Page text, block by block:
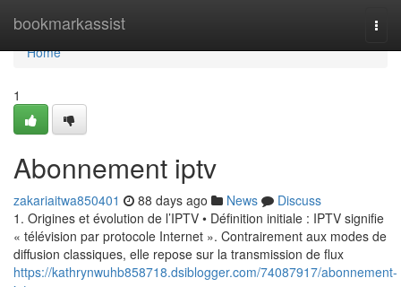
bookmarkassist
Home
Home
1
Abonnement iptv
zakariaitwa850401 88 days ago News
Discuss
1. Origines et évolution de l’IPTV • Définition initiale : IPTV signifie
« télévision par protocole Internet ». Contrairement aux modes de
diffusion classiques, elle repose sur la transmission de flux
https://kathrynwuhb858718.dsiblogger.com/74087917/abonnement-